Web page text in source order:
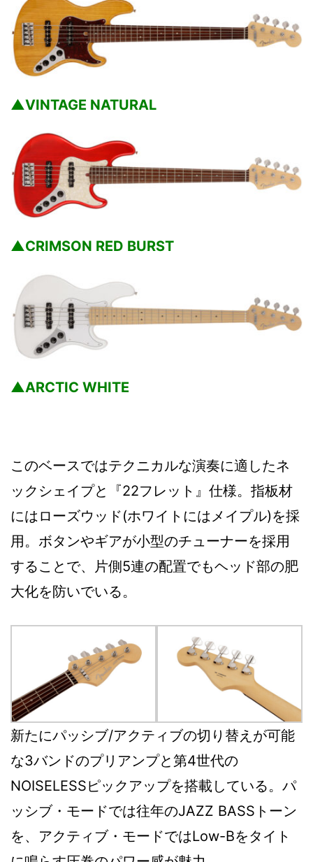
▲VINTAGE NATURAL
▲CRIMSON RED BURST
▲ARCTIC WHITE
このベースではテクニカルな演奏に適したネ
ックシェイプと『22フレット』仕様。指板材
にはローズウッド(ホワイトにはメイプル)を採
用。ボタンやギアが小型のチューナーを採用
することで、片側5連の配置でもヘッド部の肥
大化を防いでいる。
新たにパッシブ/アクティブの切り替えが可能
な3バンドのプリアンプと第4世代の
NOISELESSピックアップを搭載している。パ
ッシブ・モードでは往年のJAZZ BASSトーン
を、アクティブ・モードではLow-Bをタイト